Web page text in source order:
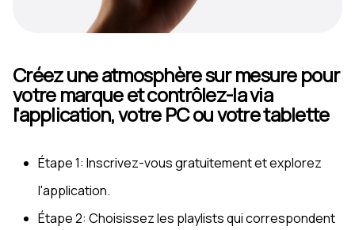
Créez une atmosphère sur mesure pour
votre marque et contrôlez-la via
l'application, votre PC ou votre tablette
Étape 1: Inscrivez-vous gratuitement et explorez
l'application.
Étape 2: Choisissez les playlists qui correspondent